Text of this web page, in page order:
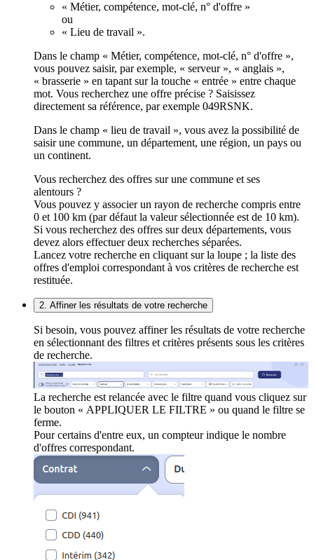
« Métier, compétence, mot-clé, n° d'offre »
ou
« Lieu de travail ».
Dans le champ « Métier, compétence, mot-clé, n° d'offre »,
vous pouvez saisir, par exemple, « serveur », « anglais »,
« brasserie » en tapant sur la touche « entrée » entre chaque
mot. Vous recherchez une offre précise ? Saisissez
directement sa référence, par exemple 049RSNK.
Dans le champ « lieu de travail », vous avez la possibilité de
saisir une commune, un département, une région, un pays ou
un continent.
Vous recherchez des offres sur une commune et ses
alentours ?
Vous pouvez y associer un rayon de recherche compris entre
0 et 100 km (par défaut la valeur sélectionnée est de 10 km).
Si vous recherchez des offres sur deux départements, vous
devez alors effectuer deux recherches séparées.
Lancez votre recherche en cliquant sur la loupe ; la liste des
offres d'emploi correspondant à vos critères de recherche est
restituée.
2. Affiner les résultats de votre recherche
Si besoin, vous pouvez affiner les résultats de votre recherche
en sélectionnant des filtres et critères présents sous les critères
de recherche.
La recherche est relancée avec le filtre quand vous cliquez sur
le bouton « APPLIQUER LE FILTRE » ou quand le filtre se
ferme.
Pour certains d'entre eux, un compteur indique le nombre
d'offres correspondant.